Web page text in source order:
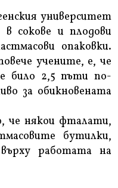
университет
сокове и плодови
опаковки.
учените, е, че
било 2,5 пъти по-
за обикновената
че някои фталати,
бутилки,
работата на